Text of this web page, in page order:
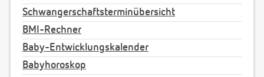
Schwangerschaftsterminübersicht
BMI-Rechner
Baby-Entwicklungskalender
Babyhoroskop